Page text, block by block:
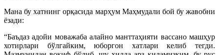
Мана бу хатнинг орқасида марҳум Маҳмудали бой бу жавобни
ёзади:
“Баъдаз адойи моважаба алайно манттаҳияти вассано машҳур
хотирлари бўлгайким, юборгон хатлари келиб тегди.